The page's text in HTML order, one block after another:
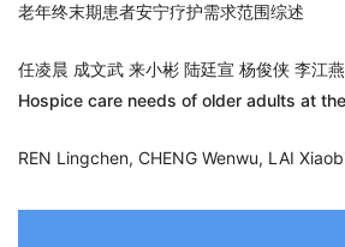
老年终末期患者安宁疗护需求范围综述
任凌晨 成文武 来小彬 陆廷宣 杨俊侠 李江
Hospice care needs of older adults at
REN Lingchen, CHENG Wenwu, LAI